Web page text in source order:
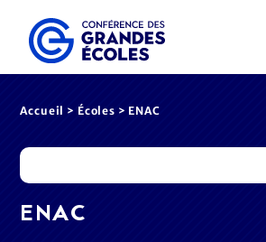
Accueil > Écoles > ENAC
ENAC